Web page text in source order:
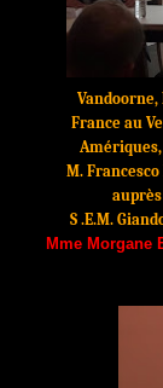
France au
M. Francesco
auprès
S .E.M.
Mme Morgane